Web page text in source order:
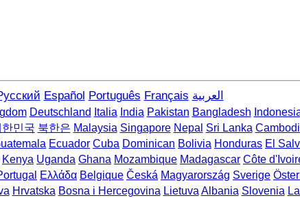
Español Português Français العربية
Deutschland Italia India Pakistan Bangladesh
민국 북한은 Malaysia Singapore Nepal Sri Lanka
Ecuador Cuba Dominican Bolivia Honduras El
Kenya Uganda Ghana Mozambique Madagascar Côte
Ελλάδα Belgique Česká Magyarország Sverige
Hrvatska Bosna i Hercegovina Lietuva Albania Slovenia